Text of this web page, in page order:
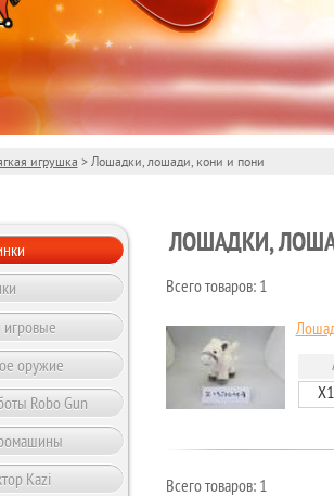
игрушка > Лошадки, лошади, кони и пони
игровые
оружие
Robo Gun
Kazi
ЛОШАДКИ,
Всего товаров: 1
Всего товаров: 1